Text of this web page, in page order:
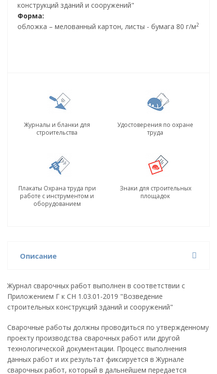
конструкций зданий и сооружений"
Форма:
обложка – мелованный картон, листы - бумага 80 г/м2
Журналы и бланки для
строительства
Удостоверения по охране
труда
Плакаты Охрана труда при
работе с инструментом и
оборудованием
Знаки для строительных
площадок
Описание
Журнал сварочных работ выполнен в соответствии с
Приложением Г к СН 1.03.01-2019 "Возведение
строительных конструкций зданий и сооружений"
Сварочные работы должны проводиться по утвержденному
проекту производства сварочных работ или другой
технологической документации. Процесс выполнения
данных работ и их результат фиксируется в Журнале
сварочных работ, который в дальнейшем передается